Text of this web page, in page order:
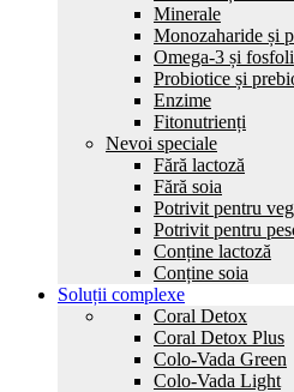
Minerale
Monozaharide și
Omega-3 și
Probiotice și
Enzime
Fitonutrienți
Nevoi speciale
Fără lactoză
Fără soia
Potrivit pentru
Potrivit pentru
Conține lactoză
Conține soia
Soluții complexe
Coral Detox
Coral Detox Plus
Colo-Vada Green
Colo-Vada Light